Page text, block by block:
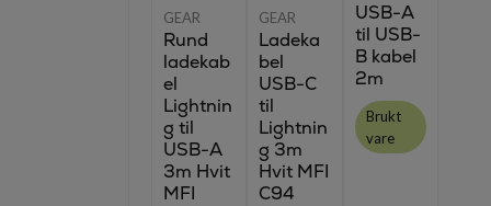
GEAR
Rund
ladekab
el
Lightnin
g til
USB-A
3m Hvit
MFI
GEAR
Ladeka
bel
USB-C
til
Lightnin
g 3m
Hvit MFI
C94
USB-A
til USB-
B kabel
2m
Brukt
vare